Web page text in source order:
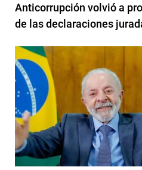
Anticorrupción volvió a
de las declaraciones